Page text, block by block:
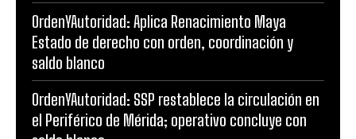
OrdenYAutoridad: Aplica Renacimiento Maya
Estado de derecho con orden, coordinación y
saldo blanco
OrdenYAutoridad: SSP restablece la circulación en
el Periférico de Mérida; operativo concluye con